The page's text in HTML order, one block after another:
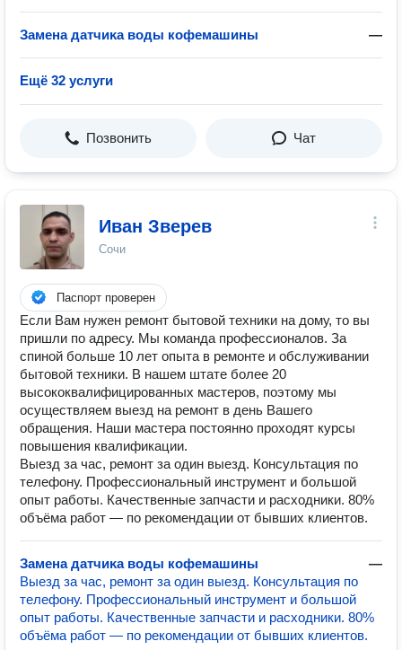
Замена датчиĸа воды кофемашины —
Ещё 32 услуги
Позвонить Чат
Иван Зверев
Сочи
Паспорт проверен
Если Вам нужен ремонт бытовой техники на дому, то вы
пришли по адресу. Мы команда профессионалов. За
спиной больше 10 лет опыта в ремонте и обслуживании
бытовой техники. В нашем штате более 20
высококвалифицированных мастеров, поэтому мы
осуществляем выезд на ремонт в день Вашего
обращения. Наши мастера постоянно проходят курсы
повышения квалификации.
Выезд за час, ремонт за один выезд. Консультация по
телефону. Профессиональный инструмент и большой
опыт работы. Качественные запчасти и расходники. 80%
объёма работ — по рекомендации от бывших клиентов.
Замена датчиĸа воды кофемашины
—
Выезд за час, ремонт за один выезд. Консультация по
телефону. Профессиональный инструмент и большой
опыт работы. Качественные запчасти и расходники. 80%
объёма работ — по рекомендации от бывших клиентов.